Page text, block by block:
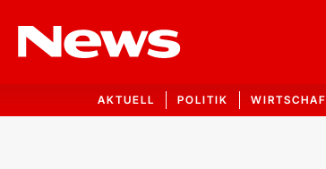
AKTUELL POLITIK